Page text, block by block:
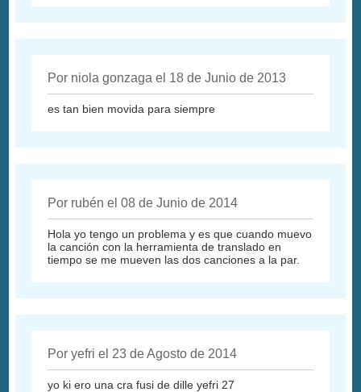
Por niola gonzaga el 18 de Junio de 2013
es tan bien movida para siempre
Por rubén el 08 de Junio de 2014
Hola yo tengo un problema y es que cuando muevo
la canción con la herramienta de translado en
tiempo se me mueven las dos canciones a la par.
Por yefri el 23 de Agosto de 2014
yo ki ero una cra fusi de dille yefri 27